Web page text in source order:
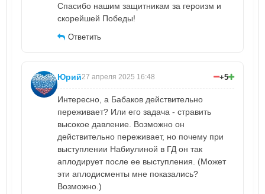
Спасибо нашим защитникам за героизм и
скорейшей Победы!
Ответить
Юрий27 апреля 2025 16:48 +5
Интересно, а Бабаков действительно
переживает? Или его задача - стравить
высокое давление. Возможно он
действительно переживает, но почему при
выступлении Набиулиной в ГД он так
аплодирует после ее выступления. (Может
эти аплодисменты мне показались?
Возможно.)